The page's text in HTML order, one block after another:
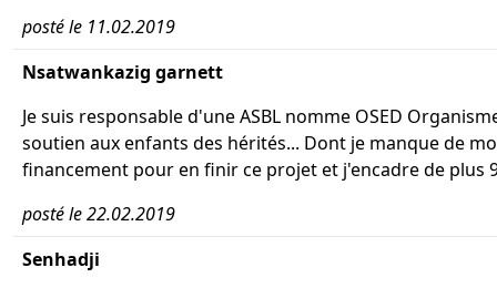
posté le 11.02.2019
Nsatwankazig garnett
Je suis responsable d'une ASBL nomme OSED
soutien aux enfants des hérités... Dont je manque de
financement pour en finir ce projet et j'encadre de plus
posté le 22.02.2019
Senhadji